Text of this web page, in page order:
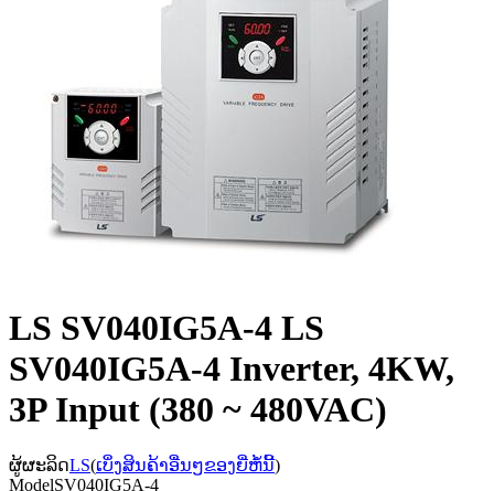
LS SV040IG5A-4 LS
SV040IG5A-4 Inverter, 4KW,
3P Input (380 ~ 480VAC)
ຜູ້ຜະລິດLS(ເບິ່ງສິນຄ້າອື່ນໆຂອງຍີ່ຫໍ້ນີ້)
ModelSV040IG5A-4